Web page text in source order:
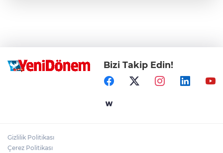
Bizi Takip Edin!
Gizlilik Politikası
Çerez Politikası